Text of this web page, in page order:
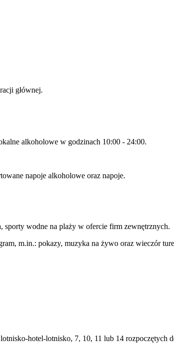
głównej.
alkoholowe w godzinach 10:00 - 24:00.
napoje alkoholowe oraz napoje.
sporty wodne na plaży w ofercie firm zewnętrznych.
m.in.: pokazy, muzyka na żywo oraz wieczór
hotel-lotnisko, 7, 10, 11 lub 14